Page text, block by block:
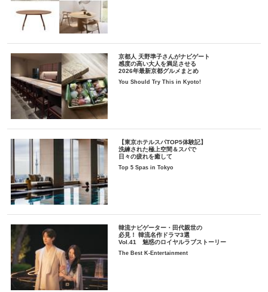
京都人 天野準子さんがナビゲート
感度の高い大人を満足させる
2026年最新京都グルメまとめ
You Should Try This in Kyoto!
【東京ホテルスパTOP5体験記】
洗練された極上空間＆スパで
日々の疲れを癒して
Top 5 Spas in Tokyo
韓流ナビゲーター・田代親世の
必見！ 韓流名作ドラマ3選
Vol.41 魅惑のロイヤルラブストーリー
The Best K-Entertainment